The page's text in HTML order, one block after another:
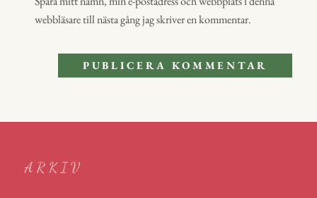
webbläsare till nästa gång jag skriver en kommentar.
ARKIV